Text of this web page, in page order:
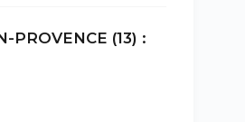
PROVENCE (13) :